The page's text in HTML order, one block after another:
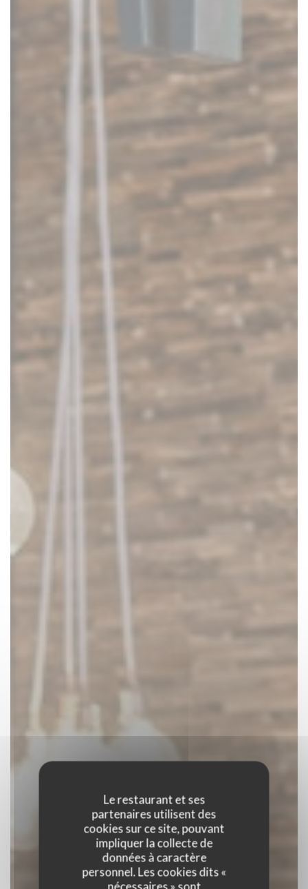
Le restaurant et ses
partenaires utilisent des
cookies sur ce site, pouvant
impliquer la collecte de
données à caractère
personnel. Les cookies dits «